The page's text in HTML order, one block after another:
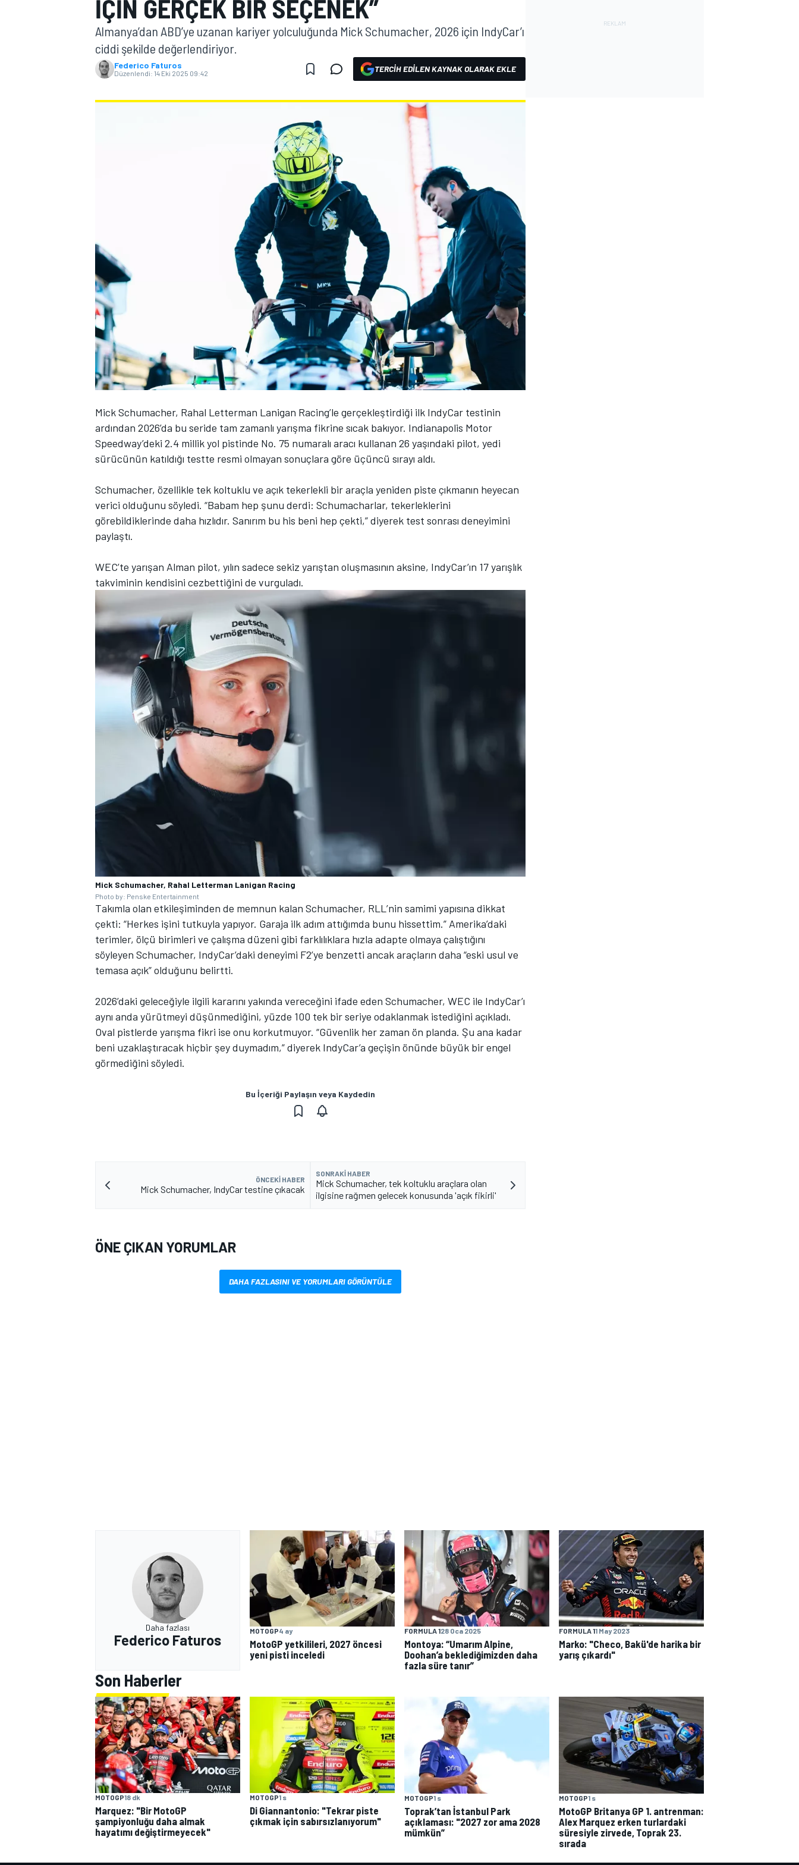
MOTOGP
WRC
TÜRK SPORCULAR
MOTOSİKLET
IÇIN GERÇEK BIR SEÇENEK”
Almanya’dan ABD’ye uzanan kariyer yolculuğunda Mick Schumacher, 2026 için IndyCar’ı
ciddi şekilde değerlendiriyor.
Federico Faturos
Düzenlendi: 14 Eki 2025 09:42 TERCIH EDILEN KAYNAK OLARAK EKLE
Mick Schumacher, Rahal Letterman Lanigan Racing’le gerçekleştirdiği ilk IndyCar testinin
ardından 2026’da bu seride tam zamanlı yarışma fikrine sıcak bakıyor. Indianapolis Motor
Speedway’deki 2.4 millik yol pistinde No. 75 numaralı aracı kullanan 26 yaşındaki pilot, yedi
sürücünün katıldığı testte resmi olmayan sonuçlara göre üçüncü sırayı aldı.
Schumacher, özellikle tek koltuklu ve açık tekerlekli bir araçla yeniden piste çıkmanın heyecan
verici olduğunu söyledi. “Babam hep şunu derdi: Schumacharlar, tekerleklerini
görebildiklerinde daha hızlıdır. Sanırım bu his beni hep çekti,” diyerek test sonrası deneyimini
paylaştı.
WEC’te yarışan Alman pilot, yılın sadece sekiz yarıştan oluşmasının aksine, IndyCar’ın 17 yarışlık
takviminin kendisini cezbettiğini de vurguladı.
Mick Schumacher, Rahal Letterman Lanigan Racing
Photo by: Penske Entertainment
Takımla olan etkileşiminden de memnun kalan Schumacher, RLL’nin samimi yapısına dikkat
çekti: “Herkes işini tutkuyla yapıyor. Garaja ilk adım attığımda bunu hissettim.” Amerika’daki
terimler, ölçü birimleri ve çalışma düzeni gibi farklılıklara hızla adapte olmaya çalıştığını
söyleyen Schumacher, IndyCar’daki deneyimi F2’ye benzetti ancak araçların daha “eski usul ve
temasa açık” olduğunu belirtti.
2026’daki geleceğiyle ilgili kararını yakında vereceğini ifade eden Schumacher, WEC ile IndyCar’ı
aynı anda yürütmeyi düşünmediğini, yüzde 100 tek bir seriye odaklanmak istediğini açıkladı.
Oval pistlerde yarışma fikri ise onu korkutmuyor. “Güvenlik her zaman ön planda. Şu ana kadar
beni uzaklaştıracak hiçbir şey duymadım,” diyerek IndyCar’a geçişin önünde büyük bir engel
görmediğini söyledi.
Bu İçeriği Paylaşın veya Kaydedin
ÖNCEKI HABER
Mick Schumacher, IndyCar testine çıkacak
SONRAKI HABER
Mick Schumacher, tek koltuklu araçlara olan
ilgisine rağmen gelecek konusunda 'açık fikirli'
ÖNE ÇIKAN YORUMLAR
DAHA FAZLASINI VE YORUMLARI GÖRÜNTÜLE
Daha fazlası
Federico Faturos
MOTOGP4 ay
MotoGP yetkilileri, 2027 öncesi
yeni pisti inceledi
FORMULA 128 Oca 2025
Montoya: “Umarım Alpine,
Doohan’a beklediğimizden daha
fazla süre tanır”
FORMULA 11 May 2023
Marko: "Checo, Bakü'de harika bir
yarış çıkardı"
Son Haberler
MOTOGP18 dk
Marquez: "Bir MotoGP
şampiyonluğu daha almak
hayatımı değiştirmeyecek"
MOTOGP1 s
Di Giannantonio: "Tekrar piste
çıkmak için sabırsızlanıyorum"
MOTOGP1 s
Toprak’tan İstanbul Park
açıklaması: "2027 zor ama 2028
mümkün”
MOTOGP1 s
MotoGP Britanya GP 1. antrenman:
Alex Marquez erken turlardaki
süresiyle zirvede, Toprak 23.
sırada